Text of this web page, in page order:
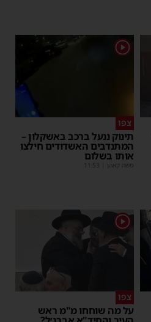
1
צפו
תינוק ננעל ברכב באשקלון –
המתנדבים האשדודים חילצו
אותו בשלום
משה קאהן 11:53
1
צפו
על מה שוחחו מ"מ ראש